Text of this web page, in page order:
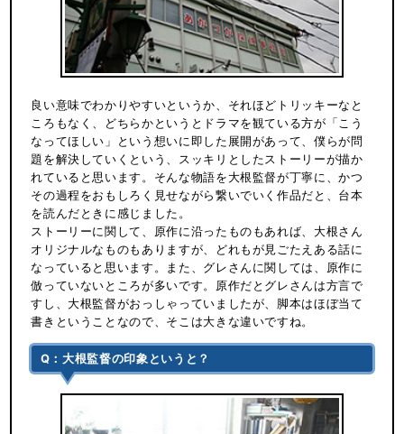
良い意味でわかりやすいというか、それほどトリッキーなと
ころもなく、どちらかというとドラマを観ている方が「こう
なってほしい」という想いに即した展開があって、僕らが問
題を解決していくという、スッキリとしたストーリーが描か
れていると思います。そんな物語を大根監督が丁寧に、かつ
その過程をおもしろく見せながら繋いでいく作品だと、台本
を読んだときに感じました。
ストーリーに関して、原作に沿ったものもあれば、大根さん
オリジナルなものもありますが、どれもが見ごたえある話に
なっていると思います。また、グレさんに関しては、原作に
倣っていないところが多いです。原作だとグレさんは方言で
すし、大根監督がおっしゃっていましたが、脚本はほぼ当て
書きということなので、そこは大きな違いですね。
Q：大根監督の印象というと？